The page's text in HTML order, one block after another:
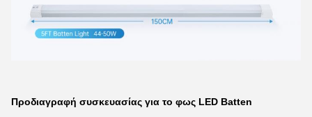
Προδιαγραφή συσκευασίας για το φως LED Batten